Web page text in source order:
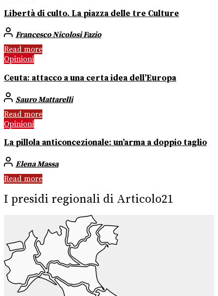
Libertà di culto. La piazza delle tre Culture
Francesco Nicolosi Fazio
Read more
Opinioni
Ceuta: attacco a una certa idea dell’Europa
Sauro Mattarelli
Read more
Opinioni
La pillola anticoncezionale: un’arma a doppio taglio
Elena Massa
Read more
I presidi regionali di Articolo21